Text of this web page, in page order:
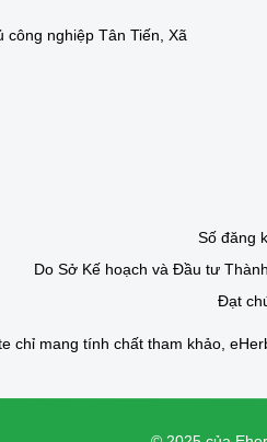
nghiệp Tân Tiến, Xã
Số đăng
Do Sở Kế hoạch và Đầu tư
Đạt
chỉ mang tính chất tham khảo,